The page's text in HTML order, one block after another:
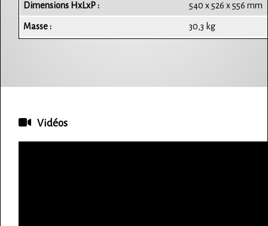
Dimensions HxLxP : 540 x 526 x 556 mm
Masse : 30,3 kg
Vidéos